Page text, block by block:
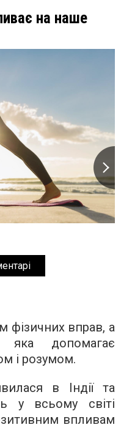
на наше
фізичних вправ, а
яка допомагає
і розумом.
в Індії та
у всьому світі
впливам